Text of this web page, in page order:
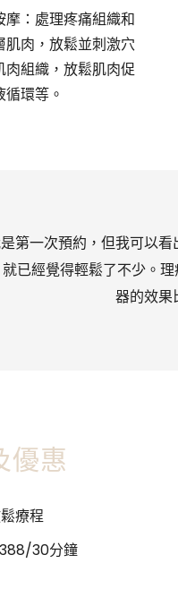
摩：處理疼痛組織和
肌肉，放鬆並刺激穴
肉組織，放鬆肌肉促
循環等。
第一次預約，但我可以
已經覺得輕鬆了不少。
器的效果
優惠
療程
30分鐘